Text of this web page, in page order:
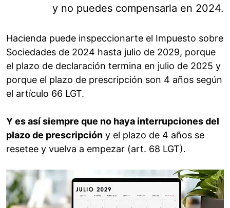
y no puedes compensarla en 2024.
Hacienda puede inspeccionarte el Impuesto sobre
Sociedades de 2024 hasta julio de 2029, porque
el plazo de declaración termina en julio de 2025 y
porque el plazo de prescripción son 4 años según
el artículo 66 LGT.
Y es así siempre que no haya interrupciones del
plazo de prescripción y el plazo de 4 años se
resetee y vuelva a empezar (art. 68 LGT).